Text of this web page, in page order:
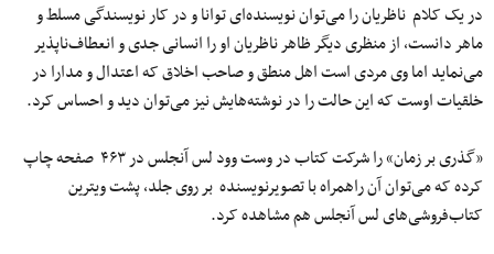
در یک کلام ناظریان را می‌توان نویسنده‌ای توانا و در کار نویسندگی مسلط و
ماهر دانست، از منظری دیگر ظاهر ناظریان او را انسانی جدی و انعطاف‌ناپذیر
می‌نماید اما وی مردی است اهل منطق و صاحب اخلاق که اعتدال و مدارا در
خلقیات اوست که این حالت را در نوشته‌هایش نیز می‌توان دید و احساس کرد.
«گذری بر زمان» را شرکت کتاب در وست وود لس آنجلس در ۴۶۳ صفحه چاپ
کرده که می‌توان آن راهمراه با تصویرنویسنده بر روی جلد، پشت ویترین
کتاب‌فروشی‌های لس آنجلس هم مشاهده کرد.